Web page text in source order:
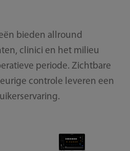
bieden allround
clinici en het milieu
periode. Zichtbare
controle leveren een